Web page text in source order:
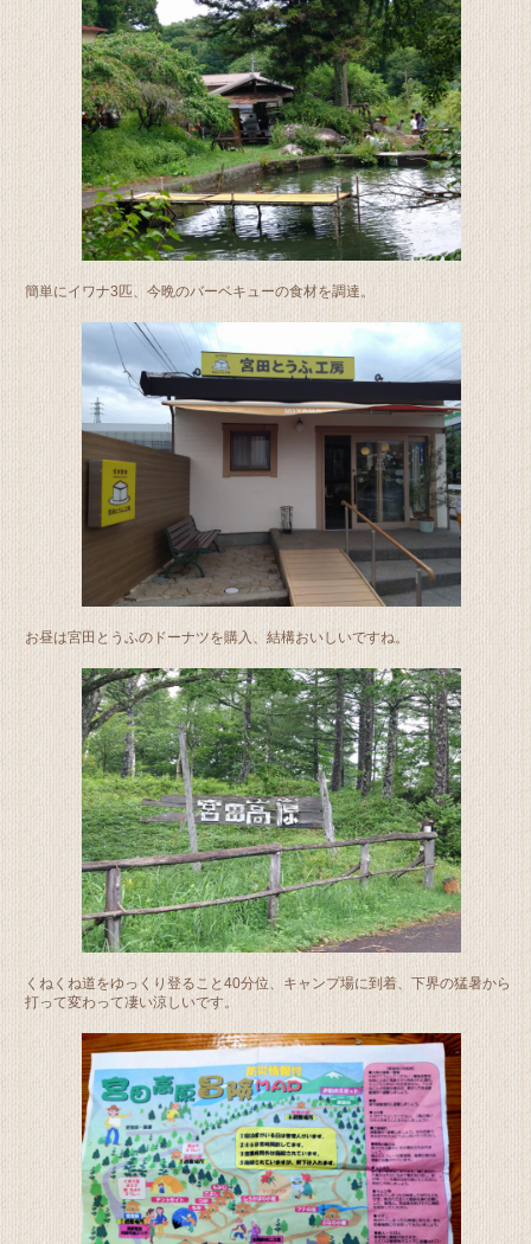
簡単にイワナ3匹、今晩のバーベキューの食材を調達。
お昼は宮田とうふのドーナツを購入、結構おいしいですね。
くねくね道をゆっくり登ること40分位、キャンプ場に到着、下界の猛暑から
打って変わって凄い涼しいです。